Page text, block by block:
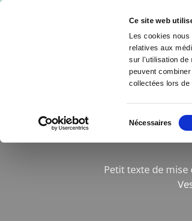
Ce site web
Les cookies nous
relatives aux
sur l'utilisation de
peuvent
collectées lors
du
Nécessaires
Petit texte de